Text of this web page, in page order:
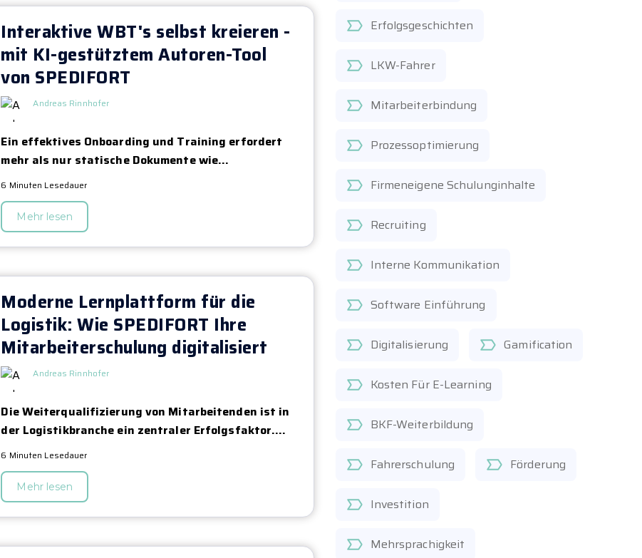
Erfolgsgeschichten
LKW-Fahrer
Mitarbeiterbindung
Prozessoptimierung
Firmeneigene Schulunginhalte
Recruiting
Interne Kommunikation
Software Einführung
Digitalisierung Gamification
Kosten Für E-Learning
BKF-Weiterbildung
Fahrerschulung Förderung
Investition
Mehrsprachigkeit
Interaktive WBT's selbst kreieren -
mit KI-gestütztem Autoren-Tool
von SPEDIFORT
Andreas Rinnhofer
Ein effektives Onboarding und Training erfordert
mehr als nur statische Dokumente wie...
6 Minuten Lesedauer
Mehr lesen
Moderne Lernplattform für die
Logistik: Wie SPEDIFORT Ihre
Mitarbeiterschulung digitalisiert
Andreas Rinnhofer
Die Weiterqualifizierung von Mitarbeitenden ist in
der Logistikbranche ein zentraler Erfolgsfaktor....
6 Minuten Lesedauer
Mehr lesen